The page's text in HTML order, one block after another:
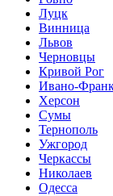
Луцк
Винница
Львов
Черновцы
Кривой Рог
Ивано-
Херсон
Сумы
Тернополь
Ужгород
Черкассы
Николаев
Одесса